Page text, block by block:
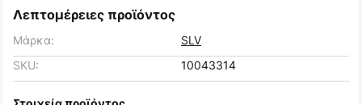
Λεπτομέρειες προϊόντος
Μάρκα:
SLV
SKU:
10043314